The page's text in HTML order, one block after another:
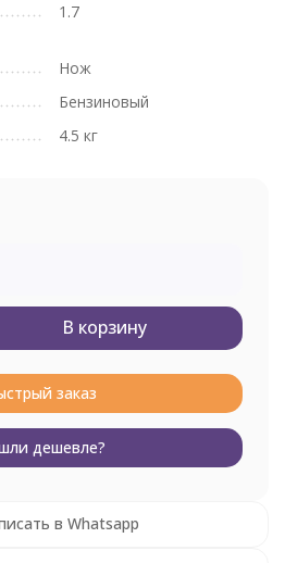
1.7
Нож
Бензиновый
4.5 кг
В корзину
заказ
дешевле?
в Whatsapp